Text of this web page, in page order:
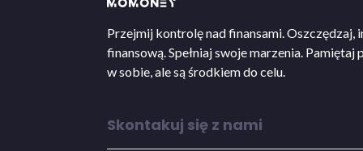
Przejmij kontrolę nad finansami. Oszczędzaj,
finansową. Spełniaj swoje marzenia. Pamiętaj
w sobie, ale są środkiem do celu.
Skontakuj się z nami